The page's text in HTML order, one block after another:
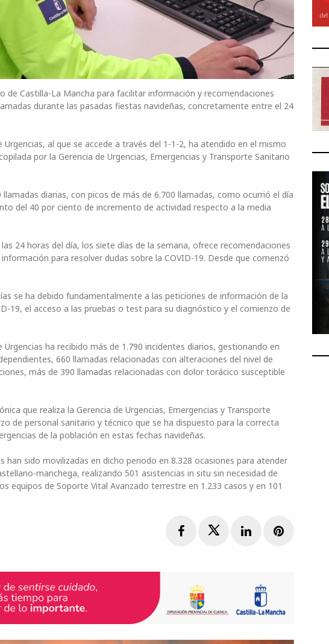
de Castilla-La Mancha para facilitar información y recomendaciones
durante las pasadas fiestas navideñas, concretamente entre el 24
al que se accede a través del 1-1-2, ha atendido en el mismo
por la Gerencia de Urgencias, Emergencias y Transporte Sanitario
diarias, con picos de más de 6.700 llamadas, como ocurrió el día
del 40 por ciento de incremento de actividad respecto a la media
24 horas del día, los siete días de la semana, ofrece recomendaciones
para resolver dudas sobre la COVID-19. Desde que comenzó
se ha debido fundamentalmente a las peticiones de información de la
19, el acceso a las pruebas o test para su diagnóstico y el comienzo de
ha recibido más de 1.790 incidentes diarios, gestionando en
660 llamadas relacionadas con alteraciones del nivel de
más de 390 llamadas relacionadas con dolor torácico susceptible
que realiza la Gerencia de Urgencias, Emergencias y Transporte
de personal sanitario y técnico que se ha dispuesto para la correcta
de la población en estas fechas navideñas.
han sido movilizadas en dicho periodo en 8.328 ocasiones para atender
manchega, realizando 501 asistencias in situ sin necesidad de
equipos de Soporte Vital Avanzado terrestre en 1.233 casos y en 101
FacebookTwitterLinkedInPinterest